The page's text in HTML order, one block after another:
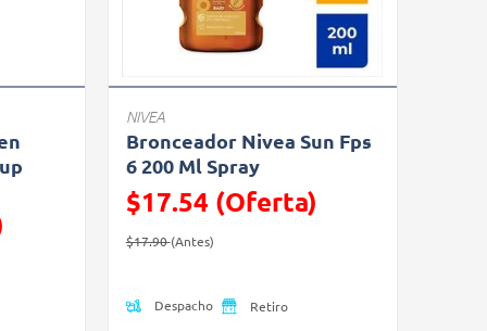
NIVEA
Bronceador Nivea Sun Fps
6 200 Ml Spray
$17.54 (Oferta)
Precio reducido de
$17.90(Antes)(Oferta)
Despacho Retiro